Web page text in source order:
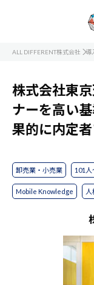
ALL DIFFERENT株式会社 導
株式会社東
ナーを高い
果的に内定
卸売業・小売業 101
Mobile Knowledge